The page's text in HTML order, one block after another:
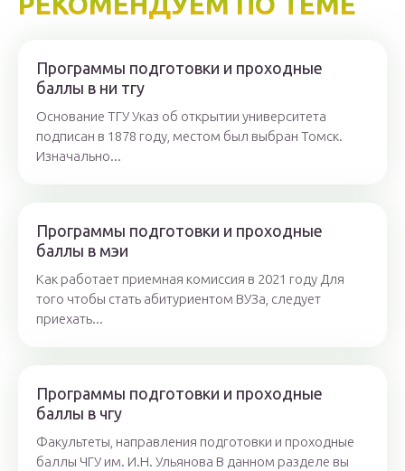
Программы подготовки и проходные
баллы в ни тгу
Основание ТГУ Указ об открытии университета
подписан в 1878 году, местом был выбран Томск.
Изначально...
Программы подготовки и проходные
баллы в мэи
Как работает приемная комиссия в 2021 году Для
того чтобы стать абитуриентом ВУЗа, следует
приехать...
Программы подготовки и проходные
баллы в чгу
Факультеты, направления подготовки и проходные
баллы ЧГУ им. И.Н. Ульянова В данном разделе вы